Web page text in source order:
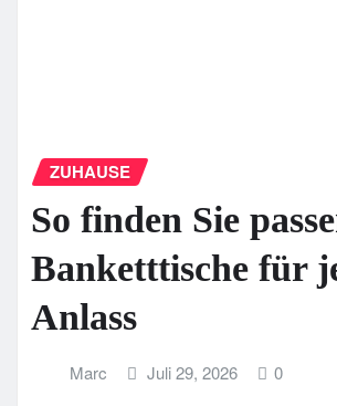
ZUHAUSE
So finden Sie
Banketttische für
Anlass
Marc Juli 29, 2026 0